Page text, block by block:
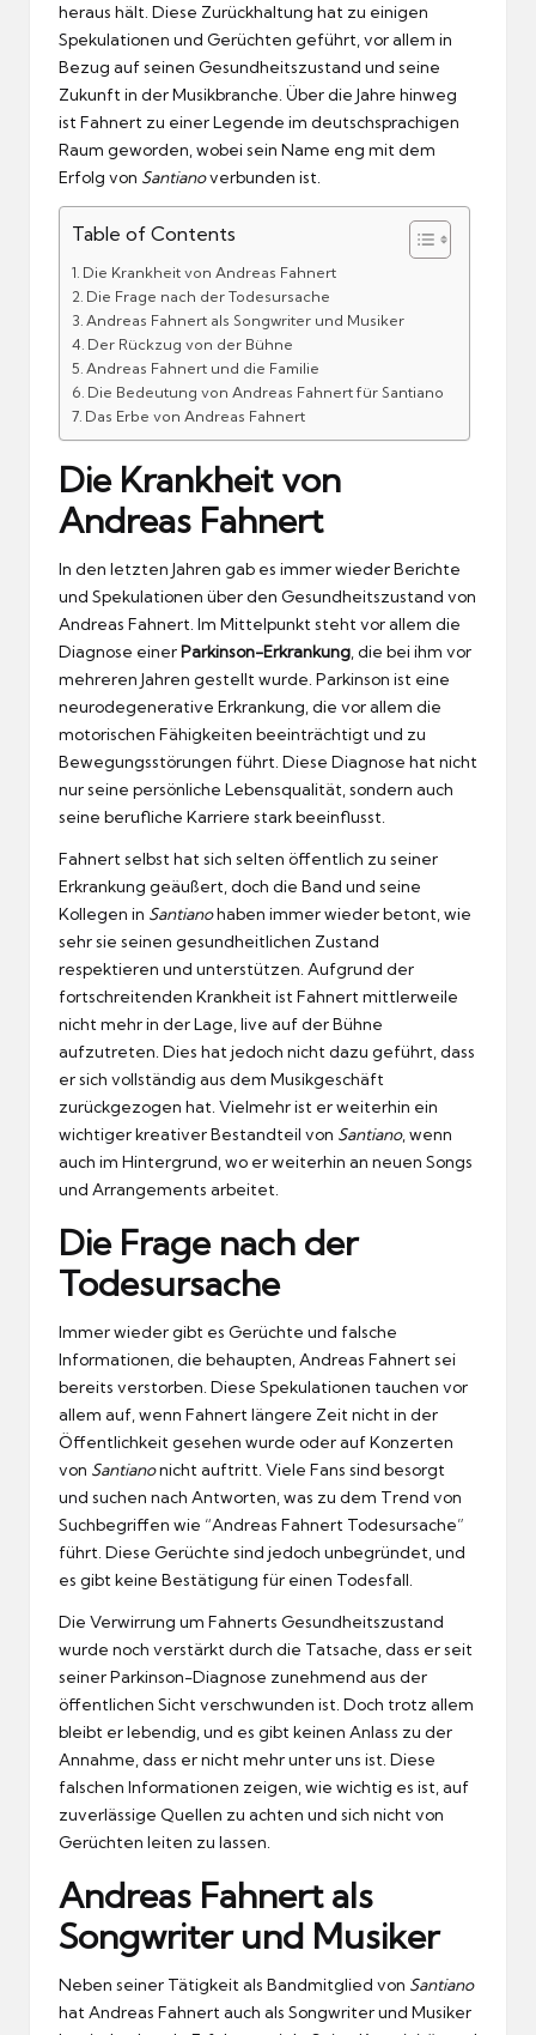
heraus hält. Diese Zurückhaltung hat zu einigen
Spekulationen und Gerüchten geführt, vor allem in
Bezug auf seinen Gesundheitszustand und seine
Zukunft in der Musikbranche. Über die Jahre hinweg
ist Fahnert zu einer Legende im deutschsprachigen
Raum geworden, wobei sein Name eng mit dem
Erfolg von Santianoverbunden ist.
Table of Contents
Die Krankheit von Andreas Fahnert
Die Frage nach der Todesursache
Andreas Fahnert als Songwriter und Musiker
Der Rückzug von der Bühne
Andreas Fahnert und die Familie
Die Bedeutung von Andreas Fahnert für Santiano
Das Erbe von Andreas Fahnert
Die Krankheit von
Andreas Fahnert
In den letzten Jahren gab es immer wieder Berichte
und Spekulationen über den Gesundheitszustand von
Andreas Fahnert. Im Mittelpunkt steht vor allem die
Diagnose einerParkinson-Erkrankung , die bei ihm vor
mehreren Jahren gestellt wurde. Parkinson ist eine
neurodegenerative Erkrankung, die vor allem die
motorischen Fähigkeiten beeinträchtigt und zu
Bewegungsstörungen führt. Diese Diagnose hat nicht
nur seine persönliche Lebensqualität, sondern auch
seine berufliche Karriere stark beeinflusst.
Fahnert selbst hat sich selten öffentlich zu seiner
Erkrankung geäußert, doch die Band und seine
Kollegen in Santianohaben immer wieder betont, wie
sehr sie seinen gesundheitlichen Zustand
respektieren und unterstützen. Aufgrund der
fortschreitenden Krankheit ist Fahnert mittlerweile
nicht mehr in der Lage, live auf der Bühne
aufzutreten. Dies hat jedoch nicht dazu geführt, dass
er sich vollständig aus dem Musikgeschäft
zurückgezogen hat. Vielmehr ist er weiterhin ein
wichtiger kreativer Bestandteil von Santiano, wenn
auch im Hintergrund, wo er weiterhin an neuen Songs
und Arrangements arbeitet.
Die Frage nach der
Todesursache
Immer wieder gibt es Gerüchte und falsche
Informationen, die behaupten, Andreas Fahnert sei
bereits verstorben. Diese Spekulationen tauchen vor
allem auf, wenn Fahnert längere Zeit nicht in der
Öffentlichkeit gesehen wurde oder auf Konzerten
von Santianonicht auftritt. Viele Fans sind besorgt
und suchen nach Antworten, was zu dem Trend von
Suchbegriffen wie “Andreas Fahnert Todesursache”
führt. Diese Gerüchte sind jedoch unbegründet, und
es gibt keine Bestätigung für einen Todesfall.
Die Verwirrung um Fahnerts Gesundheitszustand
wurde noch verstärkt durch die Tatsache, dass er seit
seiner Parkinson-Diagnose zunehmend aus der
öffentlichen Sicht verschwunden ist. Doch trotz allem
bleibt er lebendig, und es gibt keinen Anlass zu der
Annahme, dass er nicht mehr unter uns ist. Diese
falschen Informationen zeigen, wie wichtig es ist, auf
zuverlässige Quellen zu achten und sich nicht von
Gerüchten leiten zu lassen.
Andreas Fahnert als
Songwriter und Musiker
Neben seiner Tätigkeit als Bandmitglied von Santiano
hat Andreas Fahnert auch als Songwriter und Musiker